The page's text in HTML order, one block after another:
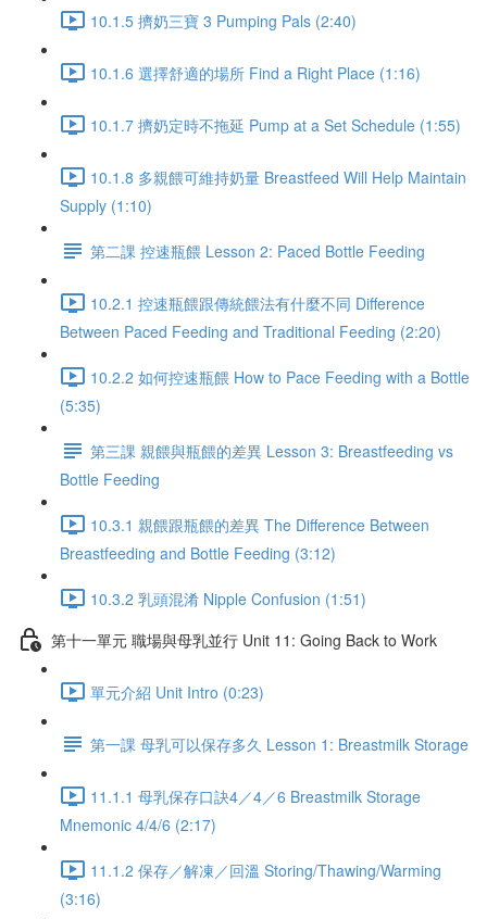
10.1.5 擠奶三寶 3 Pumping Pals (2:40)
10.1.6 選擇舒適的場所 Find a Right Place (1:16)
10.1.7 擠奶定時不拖延 Pump at a Set Schedule (1:55)
10.1.8 多親餵可維持奶量 Breastfeed Will Help Maintain
Supply (1:10)
第二課 控速瓶餵 Lesson 2: Paced Bottle Feeding
10.2.1 控速瓶餵跟傳統餵法有什麼不同 Difference
Between Paced Feeding and Traditional Feeding (2:20)
10.2.2 如何控速瓶餵 How to Pace Feeding with a Bottle
(5:35)
第三課 親餵與瓶餵的差異 Lesson 3: Breastfeeding vs
Bottle Feeding
10.3.1 親餵跟瓶餵的差異 The Difference Between
Breastfeeding and Bottle Feeding (3:12)
10.3.2 乳頭混淆 Nipple Confusion (1:51)
第十一單元 職場與母乳並行 Unit 11: Going Back to Work
單元介紹 Unit Intro (0:23)
第一課 母乳可以保存多久 Lesson 1: Breastmilk Storage
11.1.1 母乳保存口訣4／4／6 Breastmilk Storage
Mnemonic 4/4/6 (2:17)
11.1.2 保存／解凍／回溫 Storing/Thawing/Warming
(3:16)